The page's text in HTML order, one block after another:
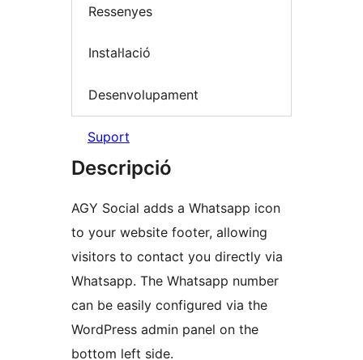
Ressenyes
Instal·lació
Desenvolupament
Suport
Descripció
AGY Social adds a Whatsapp icon
to your website footer, allowing
visitors to contact you directly via
Whatsapp. The Whatsapp number
can be easily configured via the
WordPress admin panel on the
bottom left side.